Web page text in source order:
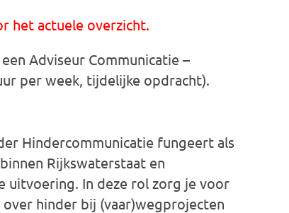
het actuele overzicht.
Adviseur Communicatie –
per week, tijdelijke opdracht).
Hindercommunicatie fungeert als
Rijkswaterstaat en
uitvoering. In deze rol zorg je voor
hinder bij (vaar)wegprojecten